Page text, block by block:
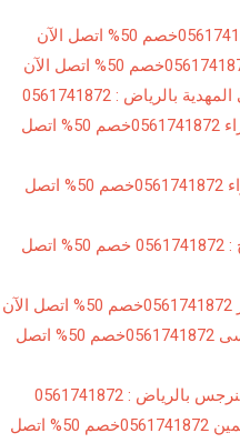
: 0561741872
شركة نقل عفش حى الحمراء 0561741872خصم 50% اتصل
شركة نقل عفش حى الزهراء 0561741872خصم 50% اتصل
شركة نقل عفش حى الفلاح : 0561741872 خصم 50% اتصل
شركة نقل عفش حى الموسى 0561741872خصم 50% اتصل
: 0561741872
شركة نقل عفش حى الياسمين 0561741872خصم 50% اتصل